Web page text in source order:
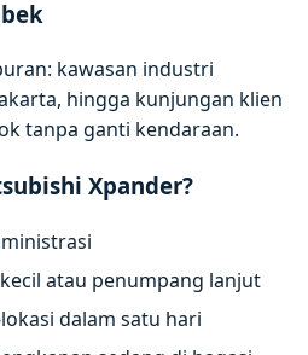
kawasan industri
hingga kunjungan klien
tanpa ganti kendaraan.
Xpander?
atau penumpang lanjut
dalam satu hari